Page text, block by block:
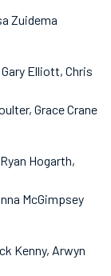
Zuidema
Elliott, Chris
Grace Crane
Hogarth,
McGimpsey
Kenny, Arwyn